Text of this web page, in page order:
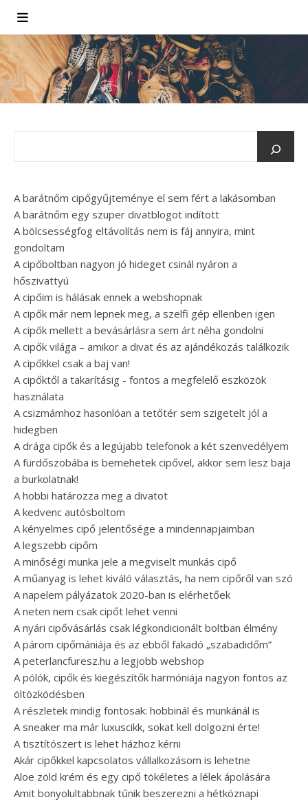
A barátnőm cipőgyűjteménye el sem fért a lakásomban
A barátnőm egy szuper divatblogot indított
A bölcsességfog eltávolítás nem is fáj annyira, mint
gondoltam
A cipőboltban nagyon jó hideget csinál nyáron a
hőszivattyú
A cipőim is hálásak ennek a webshopnak
A cipők már nem lepnek meg, a szelfi gép ellenben igen
A cipők mellett a bevásárlásra sem árt néha gondolni
A cipők világa – amikor a divat és az ajándékozás találkozik
A cipőkkel csak a baj van!
A cipőktől a takarításig - fontos a megfelelő eszközök
használata
A csizmámhoz hasonlóan a tetőtér sem szigetelt jól a
hidegben
A drága cipők és a legújabb telefonok a két szenvedélyem
A fürdőszobába is bemehetek cipővel, akkor sem lesz baja
a burkolatnak!
A hobbi határozza meg a divatot
A kedvenc autósboltom
A kényelmes cipő jelentősége a mindennapjaimban
A legszebb cipőm
A minőségi munka jele a megviselt munkás cipő
A műanyag is lehet kiváló választás, ha nem cipőről van szó
A napelem pályázatok 2020-ban is elérhetőek
A neten nem csak cipőt lehet venni
A nyári cipővásárlás csak légkondicionált boltban élmény
A párom cipőmániája és az ebből fakadó „szabadidőm”
A peterlancfuresz.hu a legjobb webshop
A pólók, cipők és kiegészítők harmóniája nagyon fontos az
öltözködésben
A részletek mindig fontosak: hobbinál és munkánál is
A sneaker ma már luxuscikk, sokat kell dolgozni érte!
A tisztítószert is lehet házhoz kérni
Akár cipőkkel kapcsolatos vállalkozásom is lehetne
Aloe zöld krém és egy cipő tökéletes a lélek ápolására
Amit bonyolultabbnak tűnik beszerezni a hétköznapi